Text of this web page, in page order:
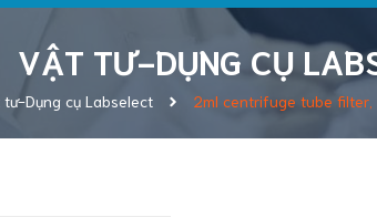
VẬT TƯ-DỤNG CỤ
tư-Dụng cụ Labselect 2ml centrifuge tube filter,